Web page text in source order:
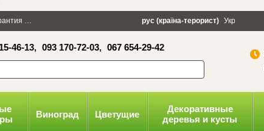
Оплата и доставка Политика конфиденциальности
рус (країна-терорист) Укр
46-13, 093 170-72-03, 067 654-29-42
Виноград Цветущие
Декоративные
деревья и кусты